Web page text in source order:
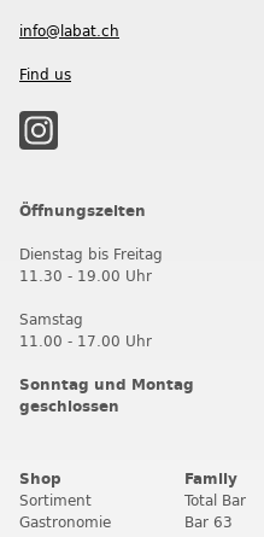
info@labat.ch
Find us
Öffnungszeiten
Dienstag bis Freitag
11.30 - 19.00 Uhr
Samstag
11.00 - 17.00 Uhr
Sonntag und Montag
geschlossen
Shop
Sortiment
Gastronomie
Family
Total Bar
Bar 63